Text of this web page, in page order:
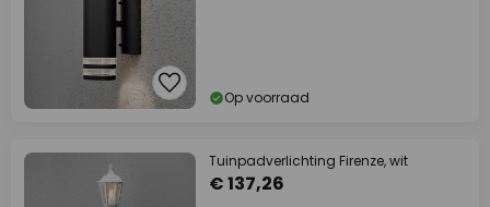
Op voorraad
Tuinpadverlichting Firenze, wit
€ 137,26